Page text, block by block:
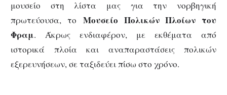
μουσείο στη λίστα μας για την νορβηγική
πρωτεύουσα, τοΜουσείο Πολικών Πλοίων του
Φραμ. Άκρως ενδιαφέρον, με εκθέματα από
ιστορικά πλοία και αναπαραστάσεις πολικών
εξερευνήσεων, σε ταξιδεύει πίσω στο χρόνο.